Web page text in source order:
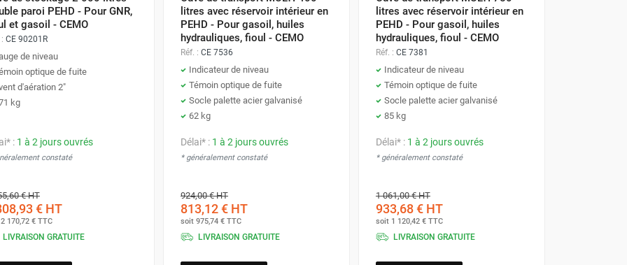
paroi PEHD - Pour GNR,
et gasoil - CEMO
CE 90201R
de niveau
optique de fuite
d'aération 2"
kg
: 1 à 2 jours ouvrés
constaté
€HT
€ HT
2 170,72 € TTC
LIVRAISON GRATUITE
litres avec réservoir intérieur en
PEHD - Pour gasoil, huiles
hydrauliques, fioul - CEMO
Réf. : CE 7536
Indicateur de niveau
Témoin optique de fuite
Socle palette acier galvanisé
62 kg
Délai* : 1 à 2 jours ouvrés
* généralement constaté
924,00 €HT
813,12 €HT
soit 975,74 €TTC
LIVRAISON GRATUITE
litres avec réservoir intérieur en
PEHD - Pour gasoil, huiles
hydrauliques, fioul - CEMO
Réf. : CE 7381
Indicateur de niveau
Témoin optique de fuite
Socle palette acier galvanisé
85 kg
Délai* : 1 à 2 jours ouvrés
* généralement constaté
1 061,00 €HT
933,68 €HT
soit 1 120,42 €TTC
LIVRAISON GRATUITE